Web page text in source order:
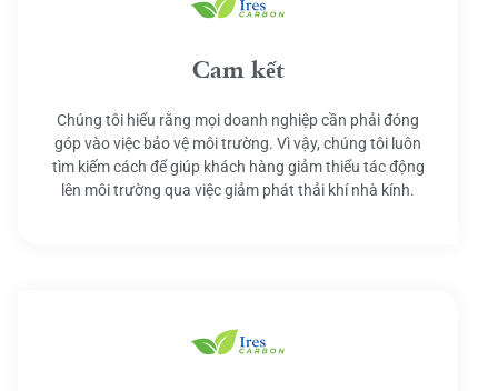
Cam kết
Chúng tôi hiểu rằng mọi doanh nghiệp cần phải đóng
góp vào việc bảo vệ môi trường. Vì vậy, chúng tôi luôn
tìm kiếm cách để giúp khách hàng giảm thiểu tác động
lên môi trường qua việc giảm phát thải khí nhà kính.